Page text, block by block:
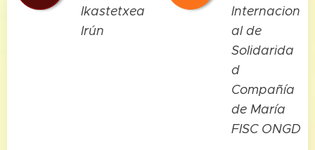
Ikastetxea
Irún
Internacion
al de
Solidarida
d
Compañía
de María
FISC ONGD